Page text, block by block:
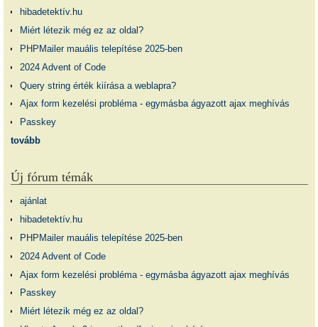
hibadetektív.hu
Miért létezik még ez az oldal?
PHPMailer mauális telepítése 2025-ben
2024 Advent of Code
Query string érték kiírása a weblapra?
Ajax form kezelési probléma - egymásba ágyazott ajax meghívás
Passkey
tovább
Új fórum témák
ajánlat
hibadetektív.hu
PHPMailer mauális telepítése 2025-ben
2024 Advent of Code
Ajax form kezelési probléma - egymásba ágyazott ajax meghívás
Passkey
Miért létezik még ez az oldal?